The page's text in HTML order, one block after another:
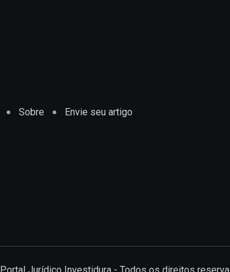
Sobre Envie seu artigo
Portal Jurídico Investidura - Todos os direitos